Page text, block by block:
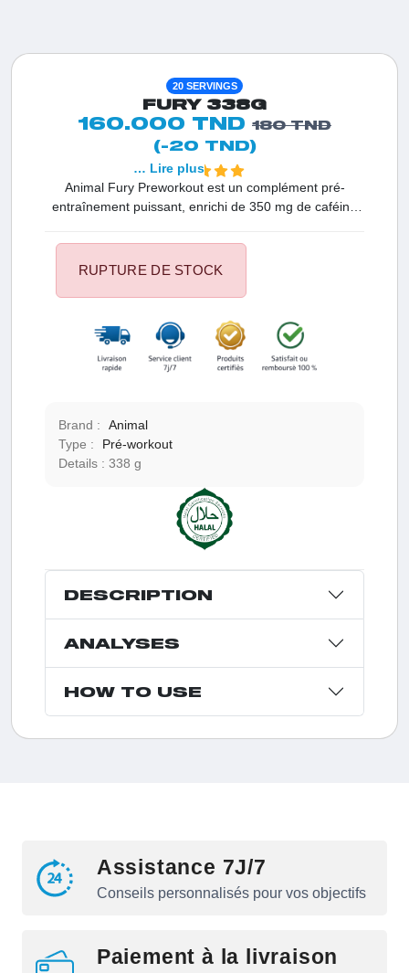
20 SERVINGS
FURY 338G
160.000 TND 180 TND
(-20 TND)
Animal Fury Preworkout est un complément pré-
entraînement puissant, enrichi de 350 mg de caféine
tyrosine et de BCAA pour booster vos performances et
augmenter l’oxyde nitrique.
… Lire plus
RUPTURE DE STOCK
Brand :
Animal
Type :
Pré-workout
Details :
338 g
DESCRIPTION
ANALYSES
HOW TO USE
Assistance 7J/7
Conseils personnalisés pour vos objectifs
Paiement à la livraison